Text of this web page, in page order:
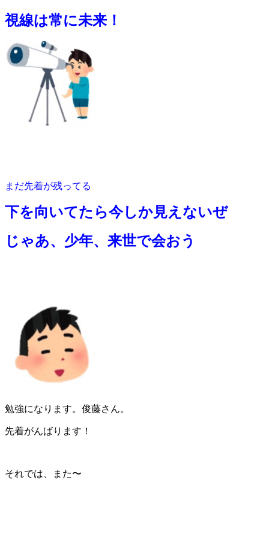
視線は常に未来！
まだ先着が残ってる
下を向いてたら今しか見えないぜ
じゃあ、少年、来世で会おう
勉強になります。俊藤さん。
先着がんばります！
それでは、また〜